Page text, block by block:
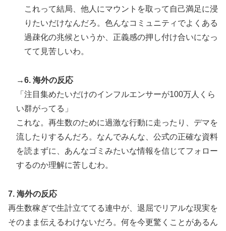
これって結局、他人にマウントを取って自己満足に浸
りたいだけなんだろ。色んなコミュニティでよくある
過疎化の兆候というか、正義感の押し付け合いになっ
てて見苦しいわ。
→6. 海外の反応
「注目集めたいだけのインフルエンサーが100万人くら
い群がってる」
これな。再生数のために過激な行動に走ったり、デマを
流したりするんだろ。なんでみんな、公式の正確な資料
を読まずに、あんなゴミみたいな情報を信じてフォロー
するのか理解に苦しむわ。
7. 海外の反応
再生数稼ぎで生計立ててる連中が、退屈でリアルな現実を
そのまま伝えるわけないだろ。何を今更驚くことがあるん